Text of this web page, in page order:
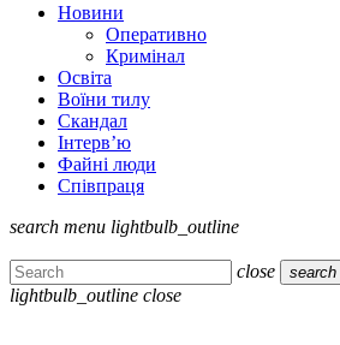
Новини
Оперативно
Кримінал
Освіта
Воїни тилу
Скандал
Інтерв’ю
Файні люди
Співпраця
search menu lightbulb_outline
close search
lightbulb_outline close